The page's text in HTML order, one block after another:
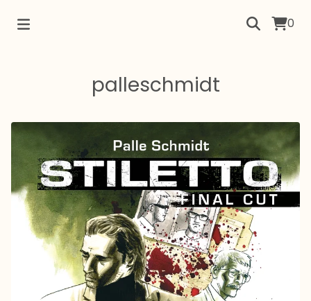
0
palleschmidt